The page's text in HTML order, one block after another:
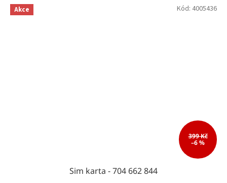
Akce
399 Kč
–6 %
Sim karta - 704 662 844
Kód: 4005436